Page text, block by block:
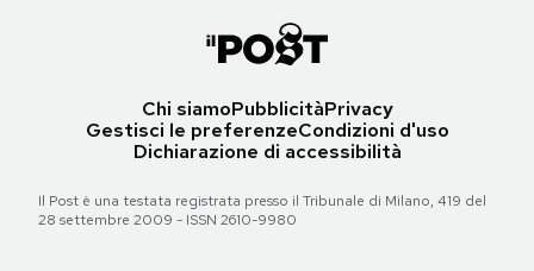
Chi siamoPubblicitàPrivacy
Gestisci le preferenzeCondizioni d'uso
Dichiarazione di accessibilità
Il Post è una testata registrata presso il Tribunale di Milano, 419 del
28 settembre 2009 - ISSN 2610-9980